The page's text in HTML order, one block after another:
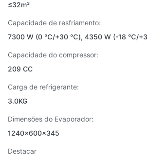
≤32m³
Capacidade de resfriamento:
7300 W (0 ℃/+30 ℃), 4350 W (-18 ℃/
Capacidade do compressor:
209 CC
Carga de refrigerante:
3.0KG
Dimensões do Evaporador:
1240×600×345
Destacar